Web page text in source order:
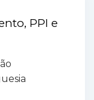
PPI e